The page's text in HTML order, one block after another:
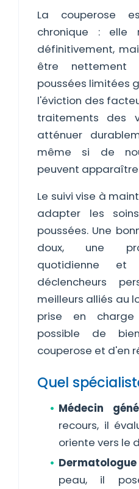
La couperose
chronique : elle
définitivement,
être nettement
poussées limitées
l'éviction des
traitements des
atténuer
même si de
peuvent
Le suivi vise à
adapter les
poussées. Une
doux, une
quotidienne et
déclencheurs
meilleurs alliés au
prise en
possible de
couperose et d'en
Quel
Médecin
recours, il
oriente vers le
Dermatologue
peau, il